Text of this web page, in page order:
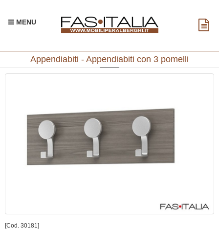
MENU
Appendiabiti - Appendiabiti con 3 pomelli
[Cod. 30181]